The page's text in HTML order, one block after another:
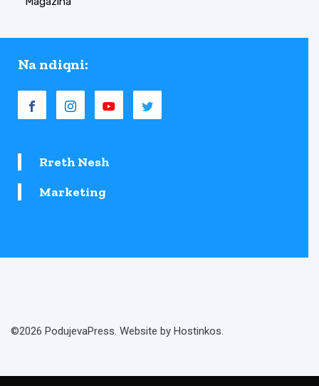
Na ndiqni:
Rreth Nesh
Marketing
©2026 PodujevaPress. Website by Hostinkos.